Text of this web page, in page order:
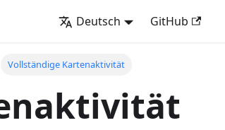
Deutsch GitHub
Vollständige Kartenaktivität